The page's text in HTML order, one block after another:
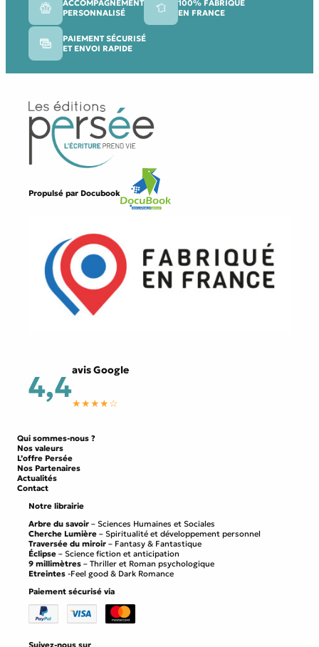
ACCOMPAGNEMENT
PERSONNALISÉ
100% FABRIQUÉ
EN FRANCE
PAIEMENT SÉCURISÉ
ET ENVOI RAPIDE
Propulsé par Docubook
4,4avis Google
★★★★☆
Qui sommes-nous ?
Nos valeurs
L’offre Persée
Nos Partenaires
Actualités
Contact
Notre librairie
Arbre du savoir – Sciences Humaines et Sociales
Cherche Lumière – Spiritualité et développement personnel
Traversée du miroir – Fantasy & Fantastique
Éclipse – Science fiction et anticipation
9 millimètres – Thriller et Roman psychologique
Etreintes -Feel good & Dark Romance
Paiement sécurisé via
Suivez-nous sur